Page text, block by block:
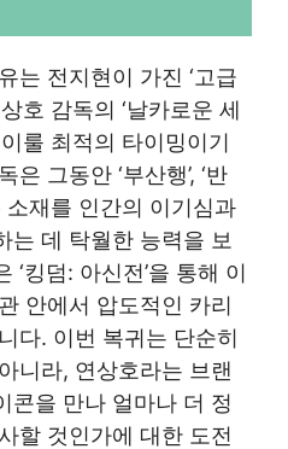
는 전지현이 가진 ‘고급
호 감독의 ‘날카로운 세
룰 최적의 타이밍이기
그동안 ‘부산행’, ‘반
소재를 인간의 이기심과
는 데 탁월한 능력을 보
‘킹덤: 아신전’을 통해 이
안에서 압도적인 카리
다. 이번 복귀는 단순히
니라, 연상호라는 브랜
콘을 만나 얼마나 더 정
할 것인가에 대한 도전